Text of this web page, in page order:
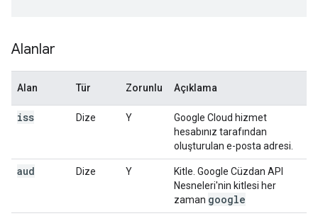
Alanlar
Alan Tür Zorunlu Açıklama
iss Dize Y
Google Cloud hizmet
hesabınız tarafından
oluşturulan e-posta adresi.
aud Dize Y
Kitle. Google Cüzdan API
Nesneleri'nin kitlesi her
zaman google